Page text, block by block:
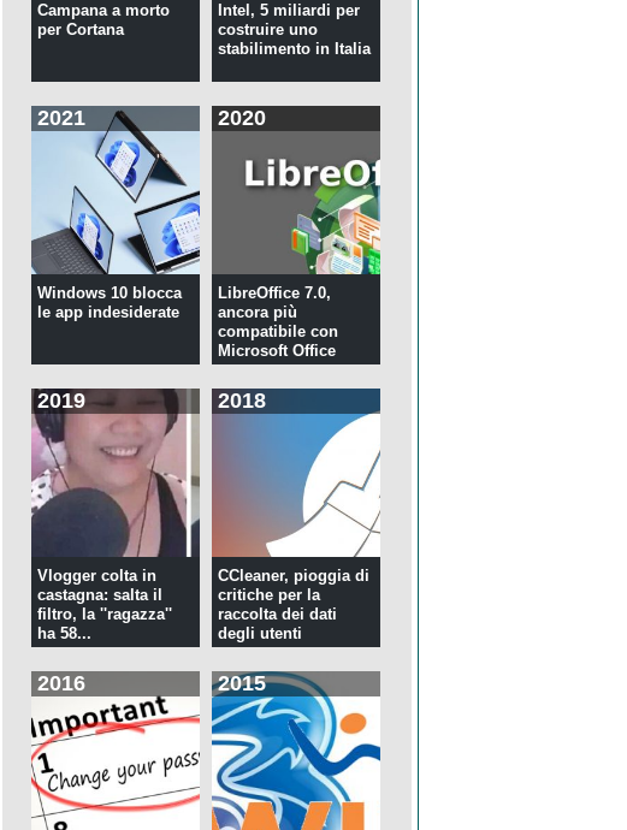
Campana a morto
per Cortana
Intel, 5 miliardi per
costruire uno
stabilimento in Italia
2021
Windows 10 blocca
le app indesiderate
2020
LibreOffice 7.0,
ancora più
compatibile con
Microsoft Office
2019
Vlogger colta in
castagna: salta il
filtro, la ''ragazza''
ha 58...
2018
CCleaner, pioggia di
critiche per la
raccolta dei dati
degli utenti
2016 2015